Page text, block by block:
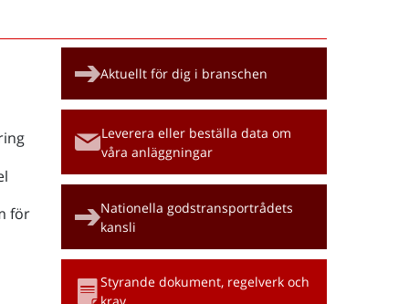
för
Aktuellt för dig i branschen
Leverera eller beställa data om
våra anläggningar
Nationella godstransportrådets
kansli
Styrande dokument, regelverk och